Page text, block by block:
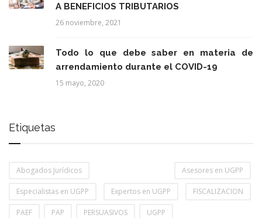
A BENEFICIOS TRIBUTARIOS
26 noviembre, 2021
Todo lo que debe saber en materia de
arrendamiento durante el COVID-19
15 mayo, 2020
Etiquetas
Abogados Jurídicos Asesores en UGPP
Especialistas en UGPP Expertos en UGPP FISCALIZACION
PAEF PAP PERSUASIVOS UGPP